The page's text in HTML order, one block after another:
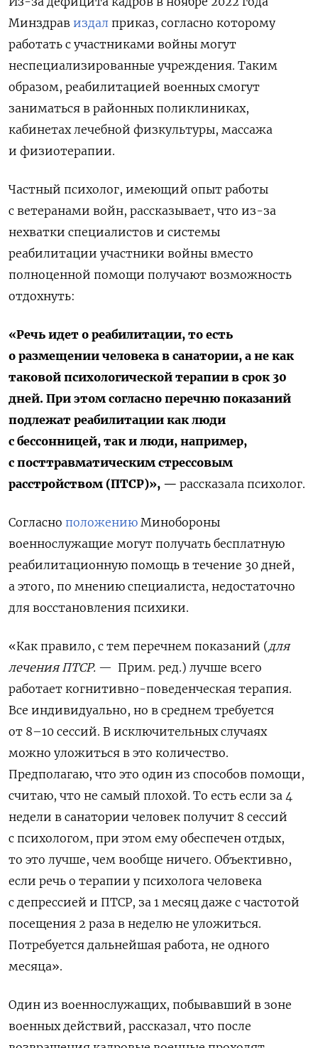
Минздрав издал приказ, согласно которому
работать с участниками войны могут
неспециализированные учреждения. Таким
образом, реабилитацией военных смогут
заниматься в районных поликлиниках,
кабинетах лечебной физкультуры, массажа
и физиотерапии.
Частный психолог, имеющий опыт работы
с ветеранами войн, рассказывает, что из-за
нехватки специалистов и системы
реабилитации участники войны вместо
полноценной помощи получают возможность
отдохнуть:
«Речь идет о реабилитации, то есть
о размещении человека в санатории, а не как
таковой психологической терапии в срок 30
дней. При этом согласно перечню показаний
подлежат реабилитации как люди
с бессонницей, так и люди, например,
с посттравматическим стрессовым
расстройством (ПТСР)», — рассказала психолог.
Согласно положению Минобороны
военнослужащие могут получать бесплатную
реабилитационную помощь в течение 30 дней,
а этого, по мнению специалиста, недостаточно
для восстановления психики.
«Как правило, с тем перечнем показаний (для
лечения ПТСР. — Прим. ред.) лучше всего
работает когнитивно-поведенческая терапия.
Все индивидуально, но в среднем требуется
от 8–10 сессий. В исключительных случаях
можно уложиться в это количество.
Предполагаю, что это один из способов помощи,
считаю, что не самый плохой. То есть если за 4
недели в санатории человек получит 8 сессий
с психологом, при этом ему обеспечен отдых,
то это лучше, чем вообще ничего. Объективно,
если речь о терапии у психолога человека
с депрессией и ПТСР, за 1 месяц даже с частотой
посещения 2 раза в неделю не уложиться.
Потребуется дальнейшая работа, не одного
месяца».
Один из военнослужащих, побывавший в зоне
военных действий, рассказал, что после